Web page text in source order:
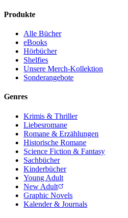
Produkte
Alle Bücher
eBooks
Hörbücher
Shelfies
Unsere Merch-Kollektion
Sonderangebote
Genres
Krimis & Thriller
Liebesromane
Romane & Erzählungen
Historische Romane
Science Fiction & Fantasy
Sachbücher
Kinderbücher
Young Adult
New Adult
Graphic Novels
Kalender & Journals